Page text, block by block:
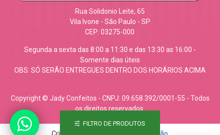
Rua Solidonio Leite, 65
Vila Ivone - São Paulo - SP
CEP: 03275-000
Segunda a sexta das 8:00 a 11:30 e das 13:30 as 16:00 -
Somente dias úteis
OBS: SÓ SERÃO ENTREGUES DENTRO DOS HORÁRIOS ACIMA
Copyright © Jady Confeitos - CNPJ: 09.658.392/0001-55 - Todos
os direitos reservados.
FILTRO DE PRODUTOS